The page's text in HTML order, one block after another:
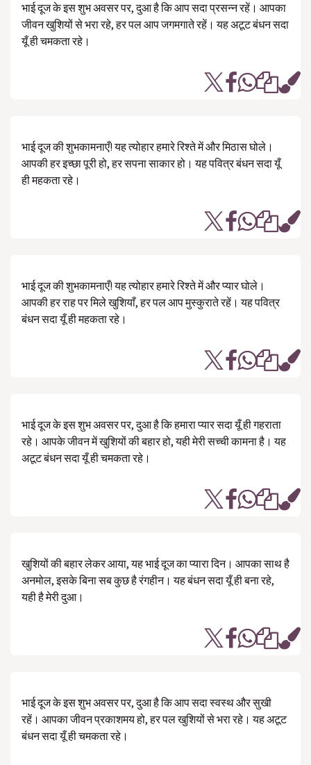
भाई दूज के इस शुभ अवसर पर, दुआ है कि आप सदा प्रसन्न रहें। आपका
जीवन खुशियों से भरा रहे, हर पल आप जगमगाते रहें। यह अटूट बंधन सदा
यूँ ही चमकता रहे।
भाई दूज की शुभकामनाएँ! यह त्योहार हमारे रिश्ते में और मिठास घोले।
आपकी हर इच्छा पूरी हो, हर सपना साकार हो। यह पवित्र बंधन सदा यूँ
ही महकता रहे।
भाई दूज की शुभकामनाएँ! यह त्योहार हमारे रिश्ते में और प्यार घोले।
आपकी हर राह पर मिले खुशियाँ, हर पल आप मुस्कुराते रहें। यह पवित्र
बंधन सदा यूँ ही महकता रहे।
भाई दूज के इस शुभ अवसर पर, दुआ है कि हमारा प्यार सदा यूँ ही गहराता
रहे। आपके जीवन में खुशियों की बहार हो, यही मेरी सच्ची कामना है। यह
अटूट बंधन सदा यूँ ही चमकता रहे।
खुशियों की बहार लेकर आया, यह भाई दूज का प्यारा दिन। आपका साथ है
अनमोल, इसके बिना सब कुछ है रंगहीन। यह बंधन सदा यूँ ही बना रहे,
यही है मेरी दुआ।
भाई दूज के इस शुभ अवसर पर, दुआ है कि आप सदा स्वस्थ और सुखी
रहें। आपका जीवन प्रकाशमय हो, हर पल खुशियों से भरा रहे। यह अटूट
बंधन सदा यूँ ही चमकता रहे।